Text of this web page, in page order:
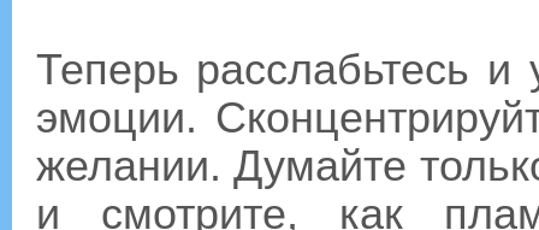
Теперь расслабьтесь
эмоции.
желании. Думайте
и смотрите, как